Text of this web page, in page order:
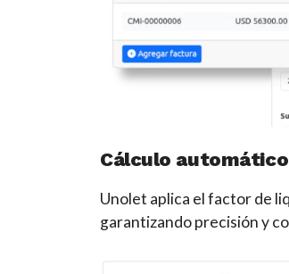
Cálculo
Unolet aplica el factor de
garantizando precisión y